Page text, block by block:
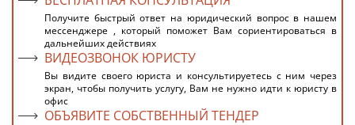
Получите быстрый ответ на юридический вопрос в нашем
мессенджере , который поможет Вам сориентироваться в
дальнейших действиях
ВИДЕОЗВОНОК ЮРИСТУ
Вы видите своего юриста и консультируетесь с ним через
экран, чтобы получить услугу, Вам не нужно идти к юристу в
офис
ОБЪЯВИТЕ СОБСТВЕННЫЙ ТЕНДЕР